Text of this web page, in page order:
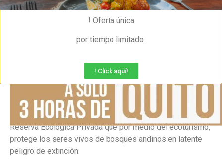
Polylepis Lodge es un espectacular hotel en medio de un
fascinante ecosistema único en el mundo. Úbicado en una
Reserva Ecológica Privada que por medio del ecoturismo,
protege los seres vivos de bosques andinos en latente
peligro de extinción.
! Oferta única
por tiempo limitado
! Click aquí!